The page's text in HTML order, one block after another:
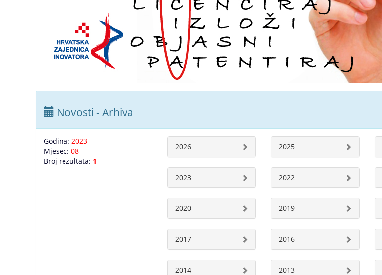
Novosti - Arhiva
2026 2025
2023 2022
2020 2019
2017 2016
2014 2013
Godina: 2023
Mjesec: 08
Broj rezultata: 1